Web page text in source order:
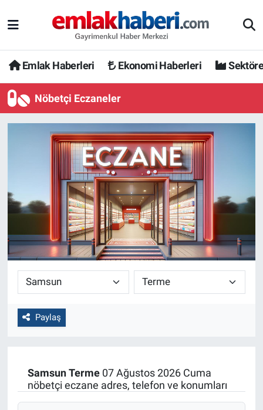
Emlak Haberleri Ekonomi Haberleri
Nöbetçi Eczaneler
Paylaş
Samsun Terme07 Ağustos 2026 Cuma
nöbetçi eczane adres, telefon ve konumları